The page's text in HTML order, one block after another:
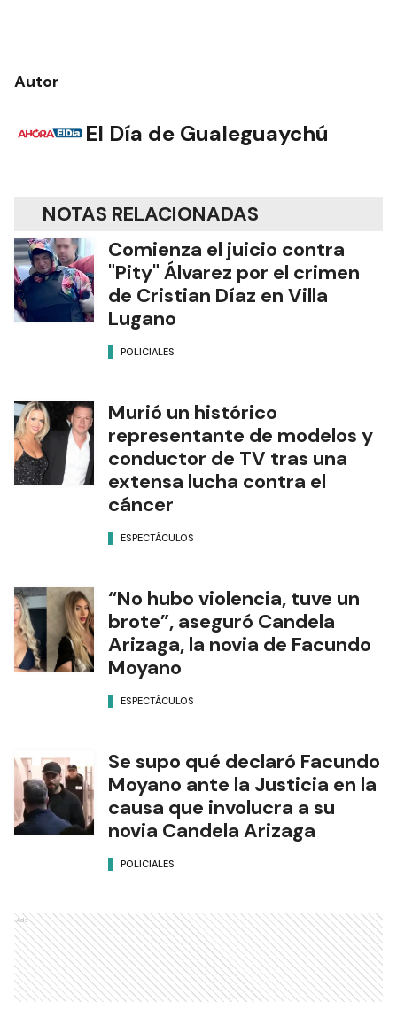
Autor
El Día de Gualeguaychú
NOTAS RELACIONADAS
Comienza el juicio contra
"Pity" Álvarez por el crimen
de Cristian Díaz en Villa
Lugano
POLICIALES
Murió un histórico
representante de modelos y
conductor de TV tras una
extensa lucha contra el
cáncer
ESPECTÁCULOS
“No hubo violencia, tuve un
brote”, aseguró Candela
Arizaga, la novia de Facundo
Moyano
ESPECTÁCULOS
Se supo qué declaró Facundo
Moyano ante la Justicia en la
causa que involucra a su
novia Candela Arizaga
POLICIALES
Ads